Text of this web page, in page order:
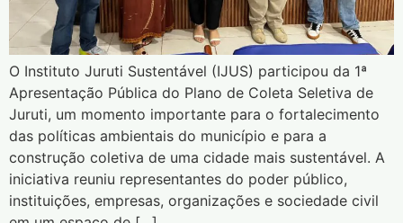
O Instituto Juruti Sustentável (IJUS) participou da 1ª
Apresentação Pública do Plano de Coleta Seletiva de
Juruti, um momento importante para o fortalecimento
das políticas ambientais do município e para a
construção coletiva de uma cidade mais sustentável. A
iniciativa reuniu representantes do poder público,
instituições, empresas, organizações e sociedade civil